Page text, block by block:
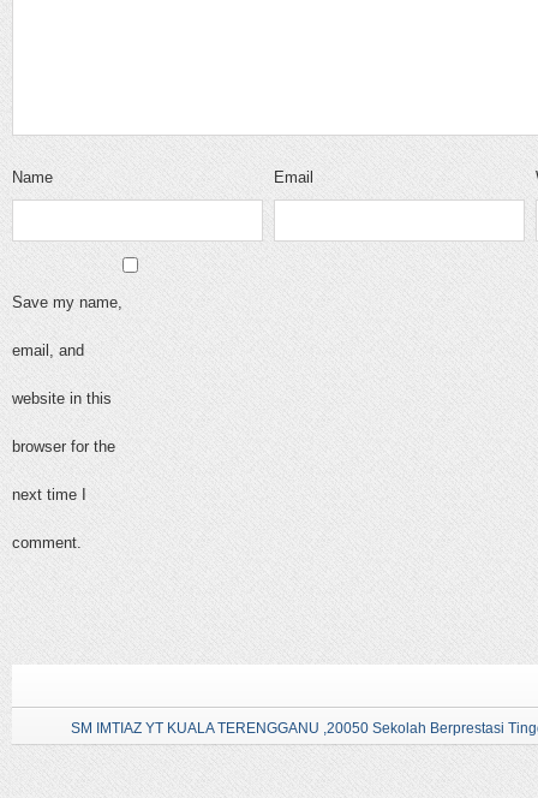
Name Email
Save my name,
email, and
website in this
browser for the
next time I
comment.
SM IMTIAZ YT KUALA TERENGGANU ,20050 Sekolah Berprestasi